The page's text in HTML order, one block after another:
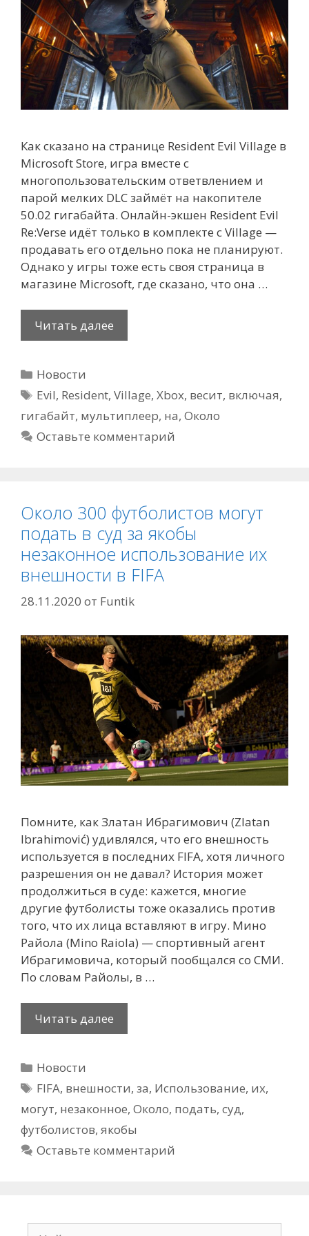
Как сказано на странице Resident Evil Village в
Microsoft Store, игра вместе с
многопользовательским ответвлением и
парой мелких DLC займёт на накопителе
50.02 гигабайта. Онлайн-экшен Resident Evil
Re:Verse идёт только в комплекте с Village —
продавать его отдельно пока не планируют.
Однако у игры тоже есть своя страница в
магазине Microsoft, где сказано, что она …
Читать далее
Evil
мультиплеер,
весит
Xbox
Рубрики
Новости
Метки
Evil, Resident,Village,Xbox, весит, включая,
гигабайт, мультиплеер, на, Около
Оставьте комментарий
Около 300 футболистов могут
подать в суд за якобы
незаконное использование их
внешности в FIFA
28.11.2020 от Funtik
Помните, как Златан Ибрагимович (Zlatan
Ibrahimović) удивлялся, что его внешность
используется в последних FIFA, хотя личного
разрешения он не давал? История может
продолжиться в суде: кажется, многие
другие футболисты тоже оказались против
того, что их лица вставляют в игру. Мино
Райола (Mino Raiola) — спортивный агент
Ибрагимовича, который пообщался со СМИ.
По словам Райолы, в …
Читать далее
300
подать
в
суд
за
якобы
внешности
Рубрики
Новости
Метки
FIFA, внешности,за, Использование, их,
могут, незаконное, Около, подать, суд,
футболистов, якобы
Оставьте комментарий
Поиск: